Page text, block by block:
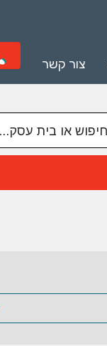
צור קשר